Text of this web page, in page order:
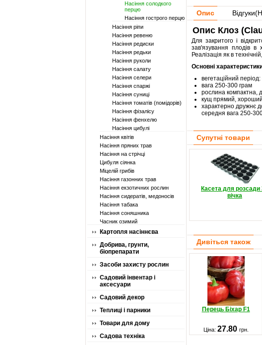
Насіння солодкого
перцю
Насіння гострого перцю
Насіння ріпи
Насіння ревеню
Насіння редиски
Насіння редьки
Насіння руколи
Насіння салату
Насіння селери
Насіння спаржі
Насіння суниці
Насіння томатів (помідорів)
Насіння фізалісу
Насіння фенхелю
Насіння цибулі
Насіння квітів
Насіння пряних трав
Насіння на стрічці
Цибуля сіянка
Міцелій грибів
Насіння газонних трав
Насіння екзотичних рослин
Насіння сидератів, медоносів
Насіння табака
Насіння соняшника
Часник озимий
Картопля насіннєва
Добрива, грунти,
біопрепарати
Засоби захисту рослин
Садовий інвентар і
аксесуари
Садовий декор
Теплиці і парники
Товари для дому
Садова техніка
Опис Відгуки(
Опис Клоз
Для закритого і
зав'язування плодів в
Реалізація як в
Основні
вегетаційний
вага 250-300 грам
рослина компактна,
кущ прямий,
характерно дружнє
середня вага 250-300
Супутні товари
Касета для розсади
вічка
Дивіться також
Перець Біхар F1
Ціна: 27.80 грн.